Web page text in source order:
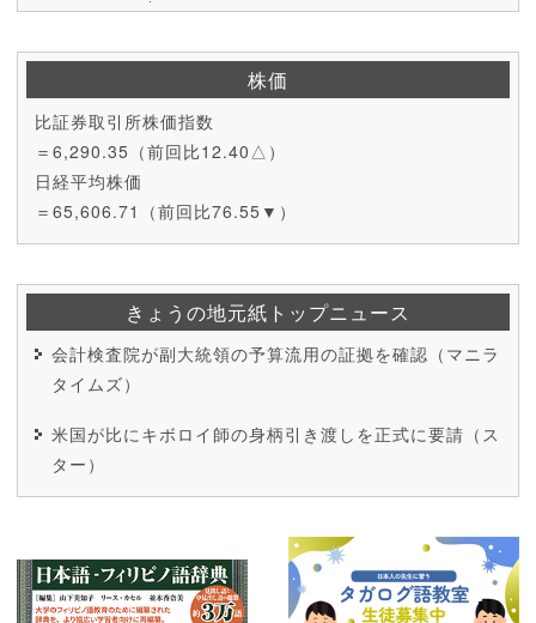
株価
比証券取引所株価指数
＝6,290.35（前回比12.40△）
日経平均株価
＝65,606.71（前回比76.55▼）
きょうの地元紙トップニュース
会計検査院が副大統領の予算流用の証拠を確認（マニラ
タイムズ）
米国が比にキボロイ師の身柄引き渡しを正式に要請（ス
ター）